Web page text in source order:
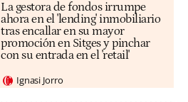
La gestora de fondos irrumpe
ahora en el 'lending' inmobiliario
tras encallar en su mayor
promoción en Sitges y pinchar
con su entrada en el 'retail'
Ignasi Jorro